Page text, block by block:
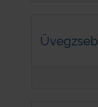
Üvegzseb